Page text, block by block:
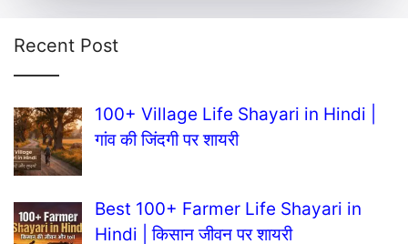
Recent Post
100+ Village Life Shayari in Hindi |
गांव की जिंदगी पर शायरी
Best 100+ Farmer Life Shayari in
Hindi | किसान जीवन पर शायरी